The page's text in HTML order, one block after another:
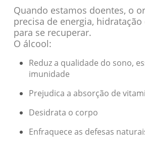
Quando estamos doentes, o
precisa de energia,
para se recuperar.
O álcool:
Reduz a qualidade do sono,
imunidade
Prejudica a absorção de
Desidrata o corpo
Enfraquece as defesas